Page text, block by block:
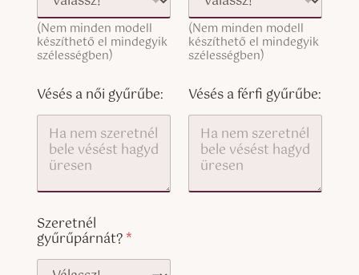
c
o
p
y
T
e
x
t
c
o
(Nem minden modell
készíthető el mindegyik
szélességben)
(Nem minden modell
készíthető el mindegyik
szélességben)
Vésés a női gyűrűbe: Vésés a férfi gyűrűbe:
Szeretnél
gyűrűpárnát?*